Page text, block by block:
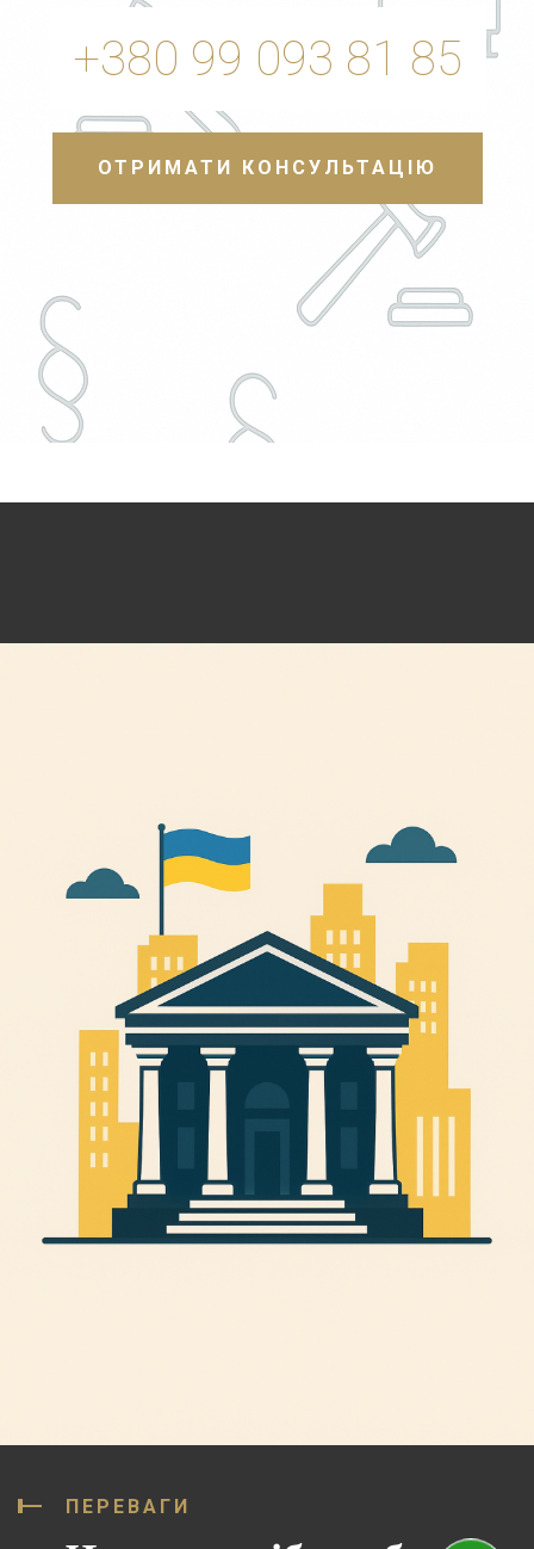
+380 99 093 81 85
ОТРИМАТИ КОНСУЛЬТАЦІЮ
ПЕРЕВАГИ